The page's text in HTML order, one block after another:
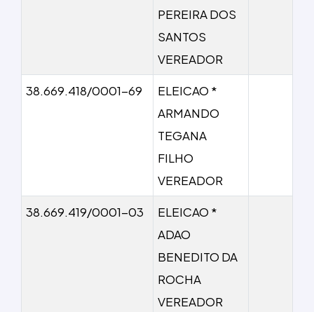
PEREIRA DOS
SANTOS
VEREADOR
38.669.418/0001-69
ELEICAO *
ARMANDO
TEGANA
FILHO
VEREADOR
38.669.419/0001-03
ELEICAO *
ADAO
BENEDITO DA
ROCHA
VEREADOR